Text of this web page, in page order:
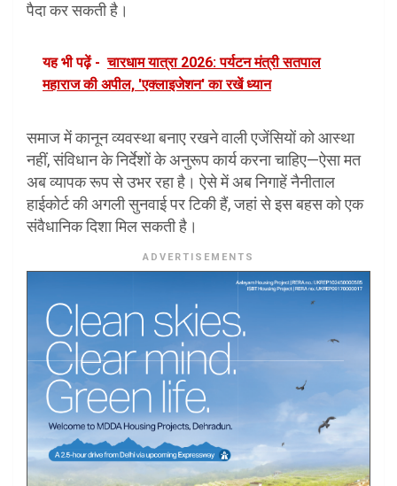
पैदा कर सकती है।
यह भी पढ़ें - चारधाम यात्रा 2026: पर्यटन मंत्री सतपाल
महाराज की अपील, 'एक्लाइजेशन' का रखें ध्यान
समाज में कानून व्यवस्था बनाए रखने वाली एजेंसियों को आस्था
नहीं, संविधान के निर्देशों के अनुरूप कार्य करना चाहिए—ऐसा मत
अब व्यापक रूप से उभर रहा है। ऐसे में अब निगाहें नैनीताल
हाईकोर्ट की अगली सुनवाई पर टिकी हैं, जहां से इस बहस को एक
संवैधानिक दिशा मिल सकती है।
ADVERTISEMENTS